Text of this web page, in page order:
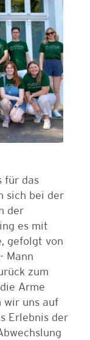
für das
sich bei der
der
es mit
gefolgt von
Mann
zum
Arme
wir uns auf
Erlebnis der